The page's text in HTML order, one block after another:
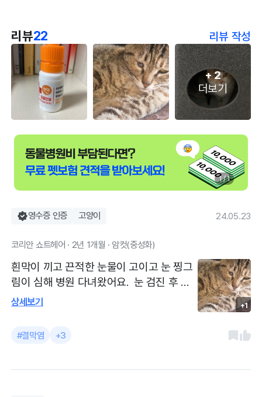
리뷰22 리뷰 작성
+2
더보기
1 / 1
영수증 인증 고양이 24.05.23
코리안 쇼트헤어 · 2년 1개월 · 암컷(중성화)
흰막이 끼고 끈적한 눈물이 고이고 눈 찡그
림이 심해 병원 다녀왔어요. 눈 검진 후 결
막염 진단 받고 안약 넣어주셨어요. 다행히
고 다녀왔습니다. 진료해 주시고 상세 설명
상세보기 +1
#결막염 +3